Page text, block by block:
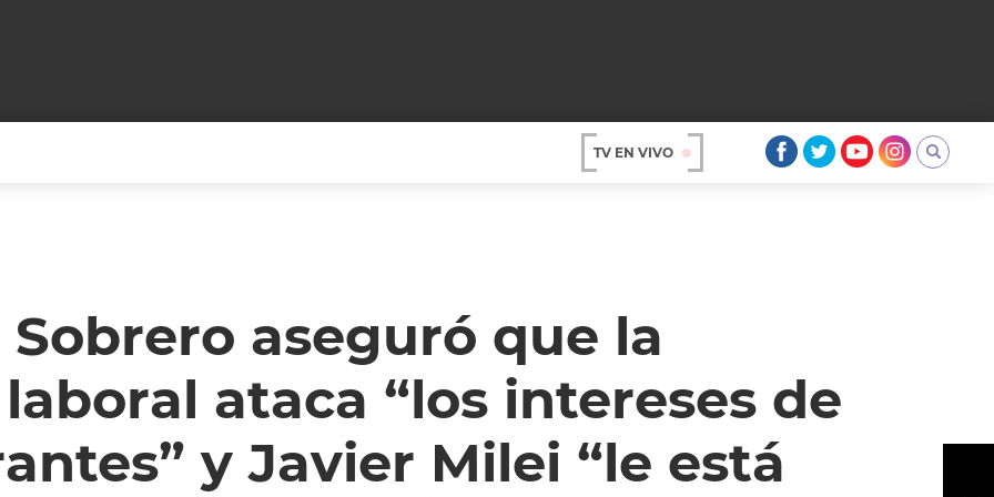
ARGENTINA
UN CAMBIO
ENTROMETIDOS EN LA TELE
ENTRE NOS
MODO FONTEVECCHIA
PERIODISMO PURO
REPERFILAR
FIESTAS ARGENTINAS
BELLEZA FASHION
FULL FACE TV
DESAFÍO 10 AÑOS MENOS
AGENDA CORPORATIVA
TV EN VIVO
Sobrero aseguró que la
ataca “los intereses de
y Javier Milei “le está